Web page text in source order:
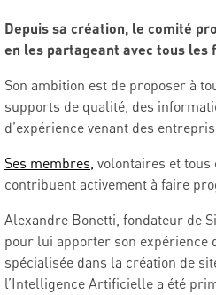
Depuis sa création, le comité
en les partageant avec tous les
Son ambition est de proposer à
supports de qualité, des
d’expérience venant des
Ses membres, volontaires et tous
contribuent activement à faire
Alexandre Bonetti, fondateur de
pour lui apporter son expérience
spécialisée dans la création de
l’Intelligence Artificielle a été